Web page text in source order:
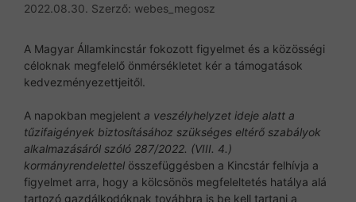
2022.08.30. Szerző: webes_megosz
A Magyar Államkincstár fokozott figyelmet és a közösségi
céloknak megfelelő önmérsékletet kér a támogatások
kedvezményezettjeitől.
A napokban megjelent a veszélyhelyzet ideje alatt a
tűzifaigények biztosításához szükséges eltérő szabályok
alkalmazásáról szóló 287/2022. (VIII. 4.)
kormányrendelettel összefüggésben a Kincstár felhívja a
figyelmet arra, hogy a kölcsönös megfeleltetés hatálya alá
tartozó gazdálkodóknak továbbra is be kell tartani a